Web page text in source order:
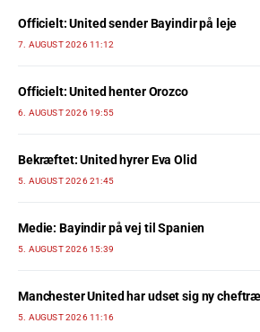
Officielt: United sender Bayindir på leje
7. AUGUST 2026 11:12
Officielt: United henter Orozco
6. AUGUST 2026 19:55
Bekræftet: United hyrer Eva Olid
5. AUGUST 2026 21:45
Medie: Bayindir på vej til Spanien
5. AUGUST 2026 15:39
Manchester United har udset sig ny
5. AUGUST 2026 11:16